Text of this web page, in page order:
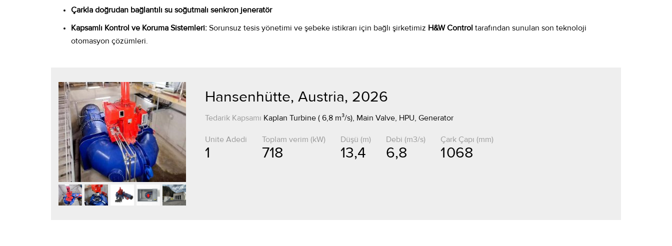
Çarkla doğrudan bağlantılı su soğutmalı senkron jeneratör
Kapsamlı Kontrol ve Koruma Sistemleri: Sorunsuz tesis yönetimi ve şebeke istikrarı için bağlı şirketimiz H&W Control tarafından sunulan son teknoloji
otomasyon çözümleri.
Hansenhütte, Austria, 2026
Tedarik Kapsamı Kaplan Turbine ( 6,8 m³/s), Main Valve, HPU, Generator
Unite Adedi
1
Toplam verim (kW)
718
Düşü (m)
13,4
Debi (m3/s)
6,8
Çark Çapı (mm)
1 068